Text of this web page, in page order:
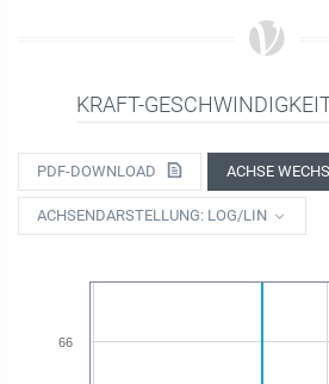
KRAFT-
PDF-DOWNLOAD ACHSE
ACHSENDARSTELLUNG: LOG/LIN
66